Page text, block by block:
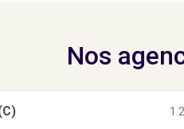
Nos